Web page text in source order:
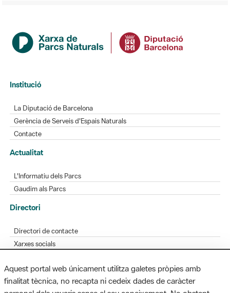
Institució
La Diputació de Barcelona
Gerència de Serveis d'Espais Naturals
Contacte
Actualitat
L'Informatiu dels Parcs
Gaudim als Parcs
Directori
Directori de contacte
Xarxes socials
Bústia de suggeriments
Opineu sobre els parcs
Aquest portal web únicament utilitza galetes pròpies amb
finalitat tècnica, no recapta ni cedeix dades de caràcter